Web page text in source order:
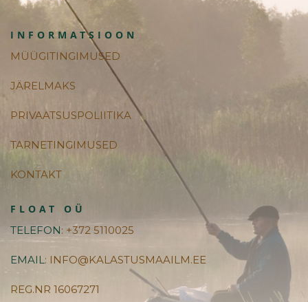
INFORMATSIOON
MÜÜGITINGIMUSED
JÄRELMAKS
PRIVAATSUSPOLIITIKA
TARNETINGIMUSED
KONTAKT
FLOAT OÜ
TELEFON: +372 5110025
EMAIL: INFO@KALASTUSMAAILM.EE
REG.NR 16067271